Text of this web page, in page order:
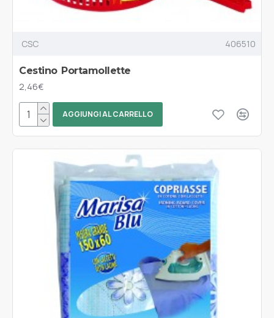
CSC 406510
Cestino Portamollette
2,46€
AGGIUNGI AL CARRELLO